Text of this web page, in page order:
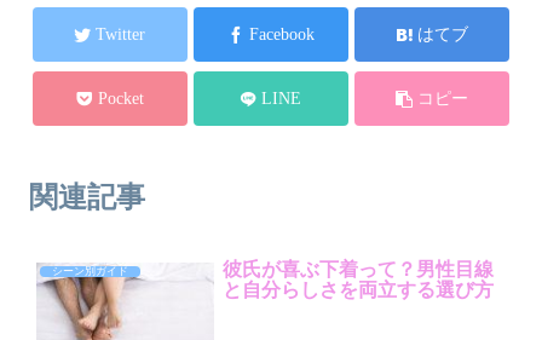
Twitter Facebook はてブ
Pocket LINE コピー
関連記事
シーン別ガイド
彼氏が喜ぶ下着って？男性目線
と自分らしさを両立する選び方